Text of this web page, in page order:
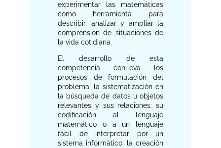
experimentar las matemáticas
como herramienta para
describir, analizar y ampliar la
comprensión de situaciones de
la vida cotidiana.
El desarrollo de esta
competencia conlleva los
procesos de formulación del
problema; la sistematización en
la búsqueda de datos u objetos
relevantes y sus relaciones; su
codificación al lenguaje
matemático o a un lenguaje
fácil de interpretar por un
sistema informático; la creación